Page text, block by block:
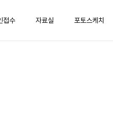
접수 자료실 포토스케치